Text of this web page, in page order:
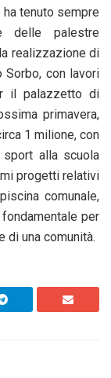
tenuto sempre
delle palestre
realizzazione di
Sorbo, con lavori
il palazzetto di
primavera,
1 milione, con
alla scuola
progetti relativi
comunale,
per
di una comunità.